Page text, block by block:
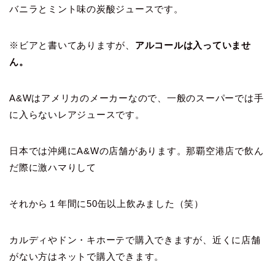
バニラとミント味の炭酸ジュースです。
※ビアと書いてありますが、 アルコールは入っていませ
ん。
A&Wはアメリカのメーカーなので、 一般のスーパーでは手
に入らないレアジュースです。
日本では沖縄にA&Wの店舗があります。那覇空港店で飲ん
だ際に激ハマりして
それから１年間に50缶以上飲みました（笑）
カルディやドン・キホーテで購入できますが、近くに店舗
がない方はネットで購入できます。